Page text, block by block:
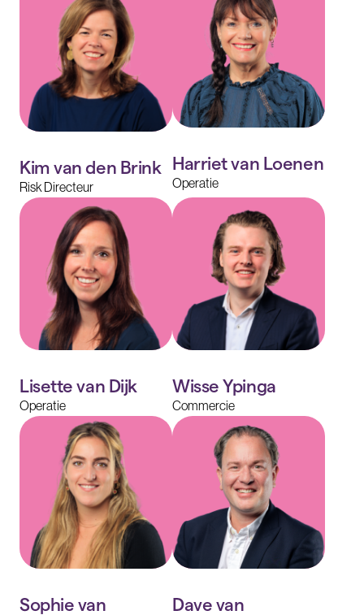
Kim van den Brink
Risk Directeur
Harriet van Loenen
Operatie
Lisette van Dijk
Operatie
Wisse Ypinga
Commercie
Sophie van
Dave van